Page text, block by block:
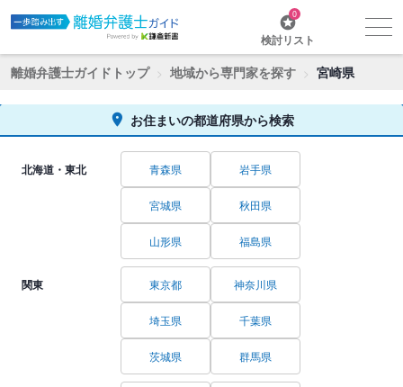
0
検討リスト
離婚弁護士ガイドトップ 地域から専門家を探す 宮崎県
お住まいの都道府県から検索
北海道・東北 青森県 岩手県
宮城県 秋田県
山形県 福島県
関東 東京都 神奈川県
埼玉県 千葉県
茨城県 群馬県